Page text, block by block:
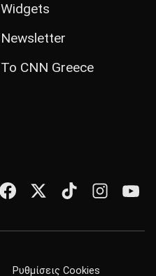
Widgets
Newsletter
Το CNN Greece
Ρυθμίσεις Cookies